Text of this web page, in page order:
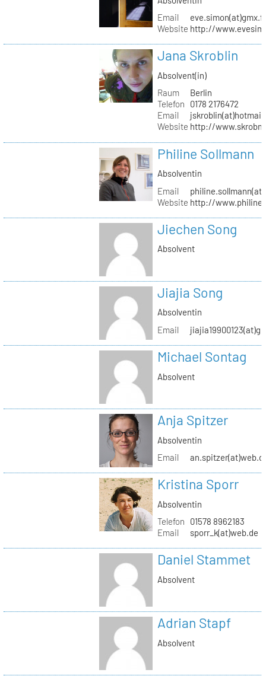
Email
eve.simon(at)gmx.fr
Website http://
Jana Skroblin
Absolvent(in)
Raum
Berlin
Telefon
0178 2176472
Email
Website http://
Philine Sollmann
Absolventin
Email
Website http://
Jiechen Song
Absolvent
Jiajia Song
Absolventin
Email
Michael Sontag
Absolvent
Anja Spitzer
Absolventin
Email
Kristina Sporr
Absolventin
Telefon
01578 8962183
Email
sporr_k(at)web.de
Daniel Stammet
Absolvent
Adrian Stapf
Absolvent